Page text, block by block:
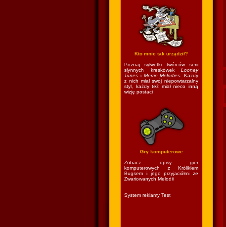
Kto mnie tak urządził?
Poznaj sylwetki twórców serii
słynnych kreskówek Looney
Tunes i Merrie Melodies . Każdy
z nich miał swój niepowtarzalny
styl, każdy też miał nieco inną
wizję postaci
Gry komputerowe
Zobacz opisy gier
komputerowych z Królikiem
Bugsem i jego przyjaciółmi ze
Zwariowanych Melodii
System reklamy Test